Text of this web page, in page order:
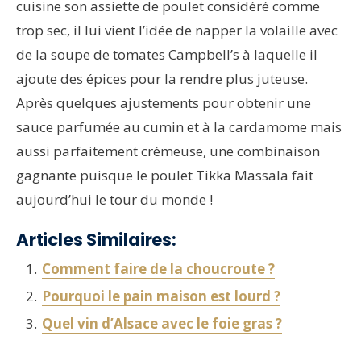
cuisine son assiette de poulet considéré comme
trop sec, il lui vient l’idée de napper la volaille avec
de la soupe de tomates Campbell’s à laquelle il
ajoute des épices pour la rendre plus juteuse.
Après quelques ajustements pour obtenir une
sauce parfumée au cumin et à la cardamome mais
aussi parfaitement crémeuse, une combinaison
gagnante puisque le poulet Tikka Massala fait
aujourd’hui le tour du monde !
Articles Similaires:
Comment faire de la choucroute ?
Pourquoi le pain maison est lourd ?
Quel vin d’Alsace avec le foie gras ?